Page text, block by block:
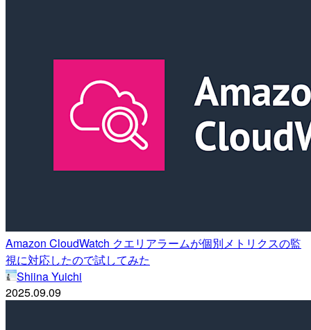
Amazon CloudWatch クエリアラームが個別メトリクスの監
視に対応したので試してみた
Shiina Yuichi
2025.09.09